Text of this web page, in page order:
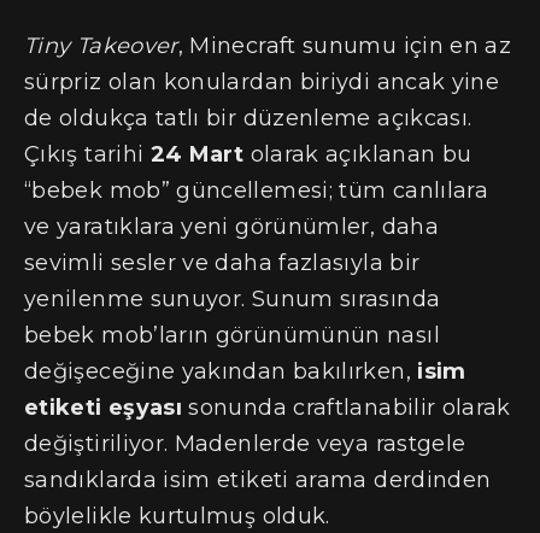
Tiny Takeover, Minecraft sunumu için en az
sürpriz olan konulardan biriydi ancak yine
de oldukça tatlı bir düzenleme açıkcası.
Çıkış tarihi 24 Mart olarak açıklanan bu
“bebek mob” güncellemesi; tüm canlılara
ve yaratıklara yeni görünümler, daha
sevimli sesler ve daha fazlasıyla bir
yenilenme sunuyor. Sunum sırasında
bebek mob’ların görünümünün nasıl
değişeceğine yakından bakılırken, isim
etiketi eşyasısonunda craftlanabilir olarak
değiştiriliyor. Madenlerde veya rastgele
sandıklarda isim etiketi arama derdinden
böylelikle kurtulmuş olduk.